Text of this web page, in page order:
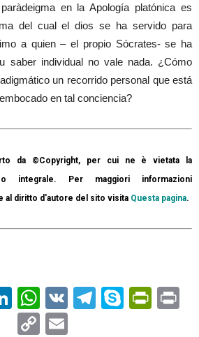
en la Apología platónica es
del cual el dios se ha servido para
a quien – el propio Sócrates- se ha
saber individual no vale nada. ¿Cómo
un recorrido personal que está
en tal conciencia?
da ©Copyright, per cui ne è vietata la
integrale. Per maggiori informazioni
al diritto d'autore del sito visita Questa pagina.
LinkedIn
WhatsApp
VK Telegram
Skype
Copy